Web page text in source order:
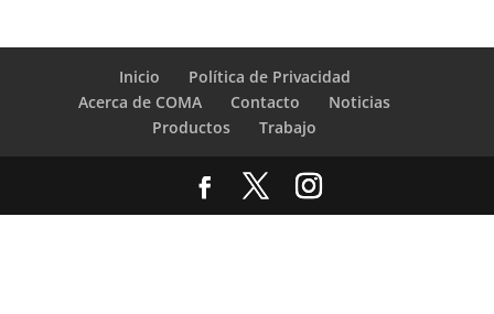
Inicio
Política de Privacidad
Acerca de COMA
Contacto
Noticias
Productos
Trabajo